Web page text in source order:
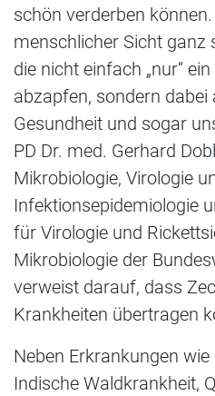
schön verderben
menschlicher Sicht ganz
die nicht einfach „nur“
abzapfen, sondern
Gesundheit und sogar
PD Dr. med. Gerhard
Mikrobiologie, Virologie
Infektionsepidemiologie
für Virologie und
Mikrobiologie der
verweist darauf, dass
Krankheiten übertragen
Neben Erkrankungen
Indische Waldkrankheit,